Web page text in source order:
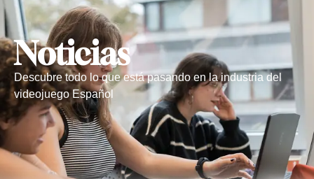
Noticias
Descubre todo lo que está pasando en la industria del
videojuego Español